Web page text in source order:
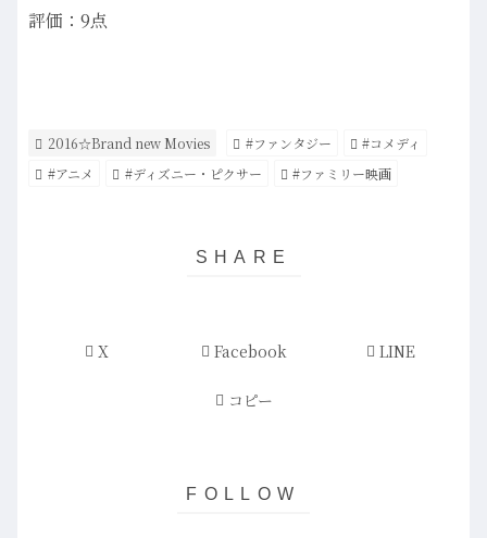
評価：9点
2016☆Brand new Movies #ファンタジー
#コメディ
#アニメ
#ディズニー・ピクサー #ファミリー映画
X Facebook LINE
コピー